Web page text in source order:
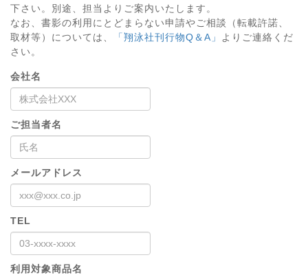
下さい。別途、担当よりご案内いたします。
なお、書影の利用にとどまらない申請やご相談（転載許諾、
取材等）については、
「翔泳社刊行物Q＆A」
よりご連絡くだ
さい。
会社名
ご担当者名
メールアドレス
TEL
利用対象商品名